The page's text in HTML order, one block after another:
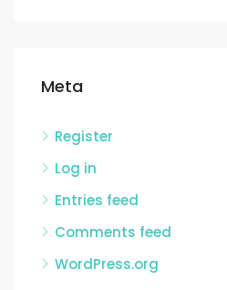
Meta
Register
Log in
Entries feed
Comments feed
WordPress.org